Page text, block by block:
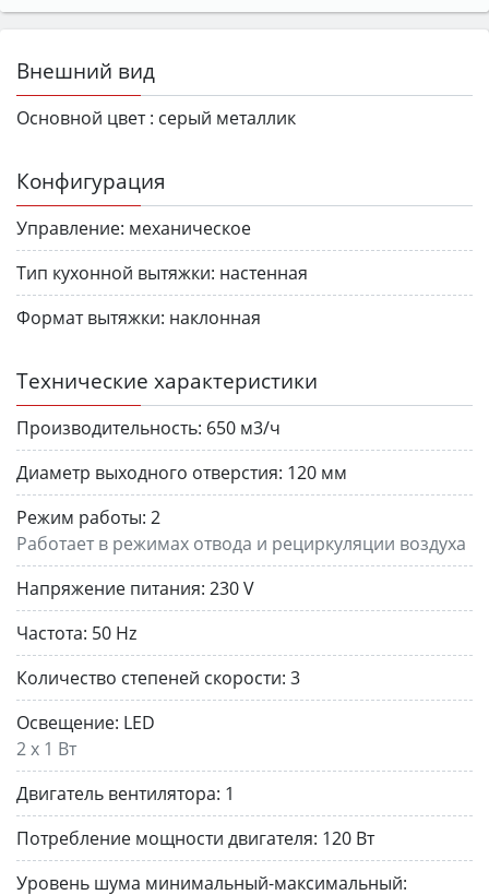
Внешний вид
Основной цвет : серый металлик
Конфигурация
Управление: механическое
Тип кухонной вытяжки: настенная
Формат вытяжки: наклонная
Технические характеристики
Производительность: 650 м3/ч
Диаметр выходного отверстия: 120 мм
Режим работы: 2
Работает в режимах отвода и рециркуляции воздуха
Напряжение питания: 230 V
Частота: 50 Hz
Количество степеней скорости: 3
Освещение: LED
2 x 1 Вт
Двигатель вентилятора: 1
Потребление мощности двигателя: 120 Вт
Уровень шума минимальный-максимальный: